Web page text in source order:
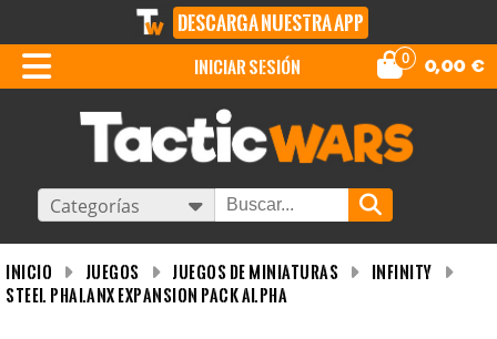
DESCARGA NUESTRA APP
0 0,00 €
iniciar sesión
Categorías
INICIO Juegos Juegos de miniaturas
Infinity
Steel Phalanx Expansion Pack Alpha